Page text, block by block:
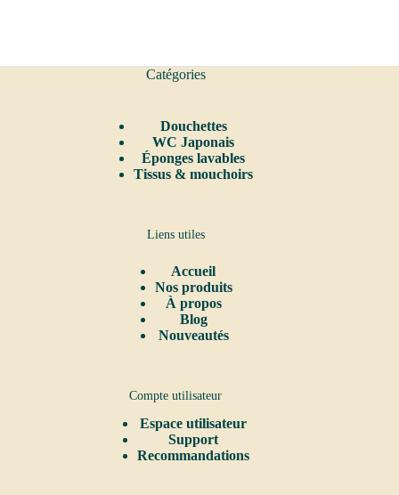
Catégories
Douchettes
WC Japonais
Éponges lavables
Tissus & mouchoirs
Liens utiles
Accueil
Nos produits
À propos
Blog
Nouveautés
Compte utilisateur
Espace utilisateur
Support
Recommandations